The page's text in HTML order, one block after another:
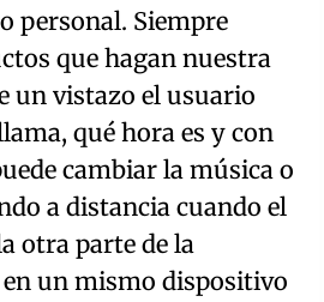
personal. Siempre
que hagan nuestra
un vistazo el usuario
qué hora es y con
cambiar la música o
a distancia cuando el
otra parte de la
un mismo dispositivo